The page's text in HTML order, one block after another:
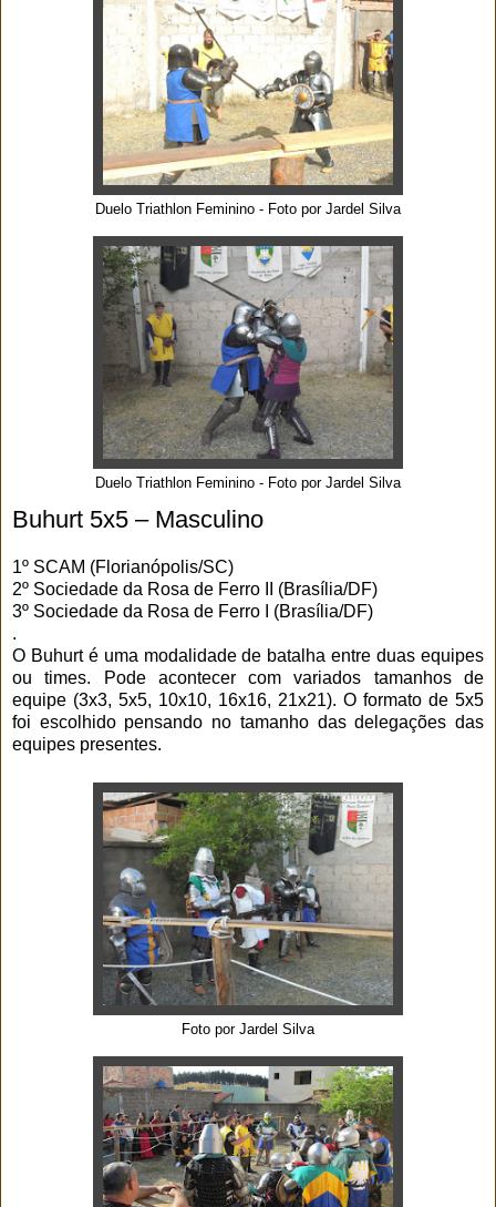
Duelo Triathlon Feminino - Foto por Jardel Silva
Duelo Triathlon Feminino - Foto por Jardel Silva
Buhurt 5x5 – Masculino
1º SCAM (Florianópolis/SC)
2º Sociedade da Rosa de Ferro II (Brasília/DF)
3º Sociedade da Rosa de Ferro I (Brasília/DF)
.
O Buhurt é uma modalidade de batalha entre duas equipes
ou times. Pode acontecer com variados tamanhos de
equipe (3x3, 5x5, 10x10, 16x16, 21x21). O formato de 5x5
foi escolhido pensando no tamanho das delegações das
equipes presentes.
Foto por Jardel Silva